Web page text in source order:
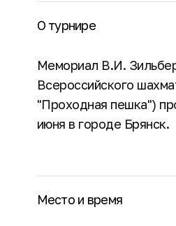
О турнире
Мемориал В.И.
Всероссийского
"Проходная пешка")
июня в городе Брянск.
Место и время